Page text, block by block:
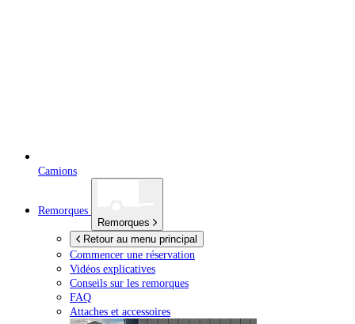
Camions
Remorques
Remorques
Retour au menu principal
Commencer une réservation
Vidéos explicatives
Conseils sur les remorques
FAQ
Attaches et accessoires